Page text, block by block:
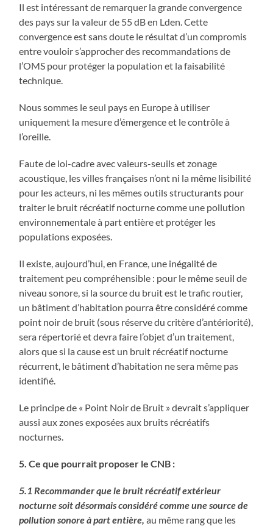
Il est intéressant de remarquer la grande convergence
des pays sur la valeur de 55 dB en Lden. Cette
convergence est sans doute le résultat d’un compromis
entre vouloir s’approcher des recommandations de
l’OMS pour protéger la population et la faisabilité
technique.
Nous sommes le seul pays en Europe à utiliser
uniquement la mesure d’émergence et le contrôle à
l’oreille.
Faute de loi-cadre avec valeurs-seuils et zonage
acoustique, les villes françaises n’ont ni la même lisibilité
pour les acteurs, ni les mêmes outils structurants pour
traiter le bruit récréatif nocturne comme une pollution
environnementale à part entière et protéger les
populations exposées.
Il existe, aujourd’hui, en France, une inégalité de
traitement peu compréhensible : pour le même seuil de
niveau sonore, si la source du bruit est le trafic routier,
un bâtiment d’habitation pourra être considéré comme
point noir de bruit (sous réserve du critère d’antériorité),
sera répertorié et devra faire l’objet d’un traitement,
alors que si la cause est un bruit récréatif nocturne
récurrent, le bâtiment d’habitation ne sera même pas
identifié.
Le principe de « Point Noir de Bruit » devrait s’appliquer
aussi aux zones exposées aux bruits récréatifs
nocturnes.
5. Ce que pourrait proposer le CNB :
5.1 Recommander que le bruit récréatif extérieur
nocturne soit désormais considéré comme une source de
pollution sonore à part entière, au même rang que les